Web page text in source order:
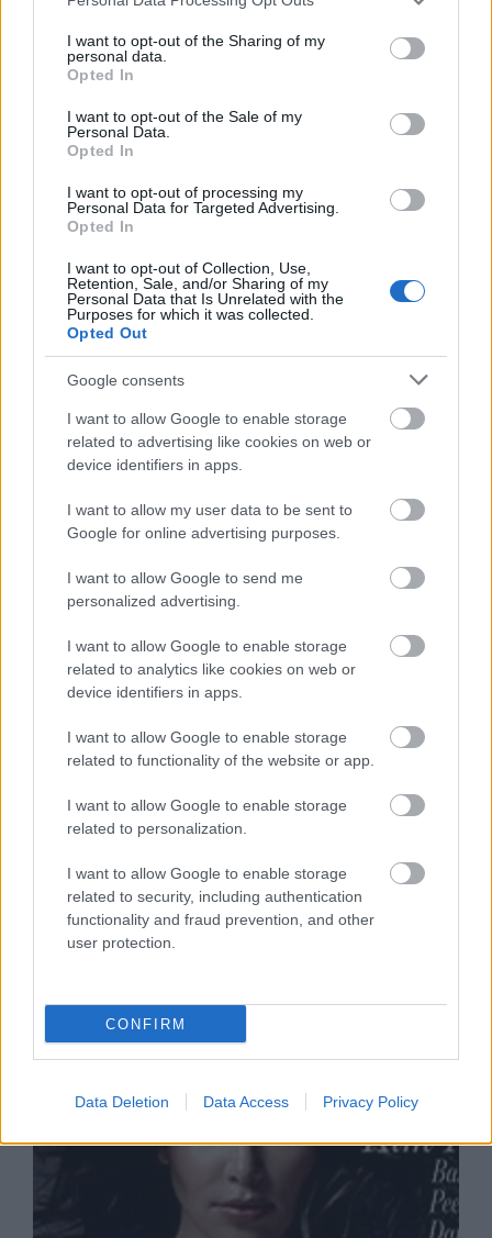
not limited to your visit or usage behaviour. You may click to
grant or deny consent to Google and its third-party tags to
use your data for below specified purposes in below Google
consent section.
I want to opt-out of the Sharing of my
personal data.
Opted In
I want to opt-out of the Sale of my
Personal Data.
Opted In
I want to opt-out of processing my
Personal Data for Targeted Advertising.
Opted In
I want to opt-out of Collection, Use,
Retention, Sale, and/or Sharing of my
Personal Data that Is Unrelated with the
Purposes for which it was collected.
Opted Out
Google consents
I want to allow Google to enable storage
related to advertising like cookies on web or
device identifiers in apps.
I want to allow my user data to be sent to
Google for online advertising purposes.
I want to allow Google to send me
personalized advertising.
I want to allow Google to enable storage
related to analytics like cookies on web or
device identifiers in apps.
I want to allow Google to enable storage
related to functionality of the website or app.
I want to allow Google to enable storage
related to personalization.
I want to allow Google to enable storage
related to security, including authentication
functionality and fraud prevention, and other
user protection.
CONFIRM
Data Deletion Data Access Privacy Policy
Tökéletes plus size fürdőruhák a
topmodelltől
DIVAT
Először vállalt be plus size modellt a
divatmárka
Legnépszerűbb témák
MAGYAR TOPMODELL
CÍMLAP SZTÁROK
TERHESSÉG
MODELL